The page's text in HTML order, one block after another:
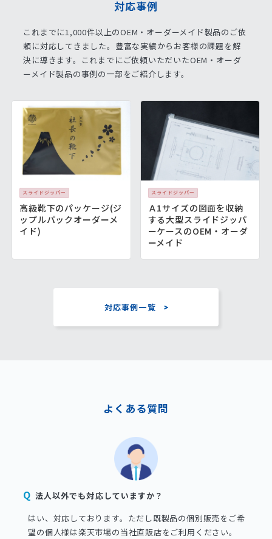
対応事例
これまでに1,000件以上のOEM・オーダーメイド製品のご依
頼に対応してきました。 豊富な実績からお客様の課題を解
決に導きます。
これまでにご依頼いただいたOEM・オーダ
ーメイド製品の事例の一部をご紹介します。
スライドジッパー
高級靴下のパッケージ(ジ
ップルパックオーダーメ
イド)
スライドジッパー
Ａ1サイズの図面を収納
する大型スライドジッパ
ーケースのOEM・オーダ
ーメイド
対応事例一覧
よくある質問
法人以外でも対応していますか？
はい、対応しております。ただし既製品の個別販売をご希
望の個人様は楽天市場の当社直販店をご利用ください。